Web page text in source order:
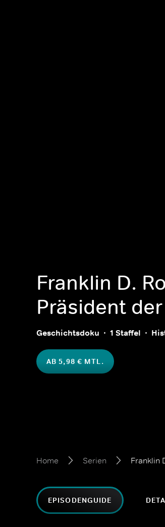
Franklin D.
Präsident
Geschichtsdoku 1 Staffel
AB 5,98 € MTL.
Home Serien Franklin
EPISODENGUIDE